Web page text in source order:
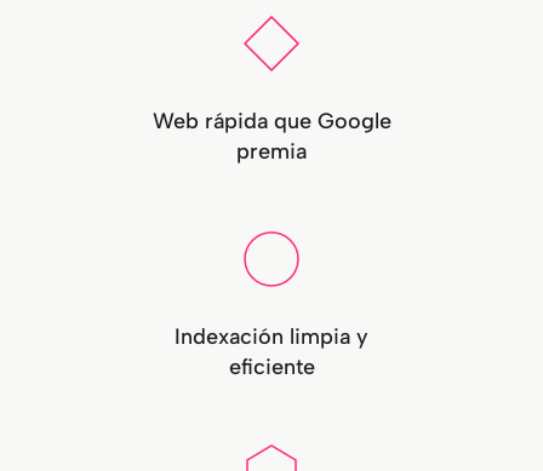
Web rápida que Google
premia
Indexación limpia y
eficiente